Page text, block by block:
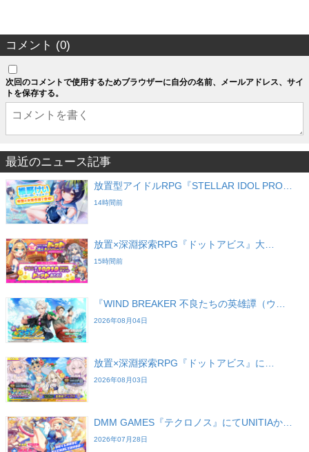
コメント (0)
次回のコメントで使用するためブラウザーに自分の名前、メールアドレス、サイ
トを保存する。
最近のニュース記事
放置型アイドルRPG『STELLAR IDOL PRO…
14時間前
放置×深淵探索RPG『ドットアビス』大…
15時間前
『WIND BREAKER 不良たちの英雄譚（ウ…
2026年08月04日
放置×深淵探索RPG『ドットアビス』に…
2026年08月03日
DMM GAMES『テクロノス』にてUNITIAか…
2026年07月28日